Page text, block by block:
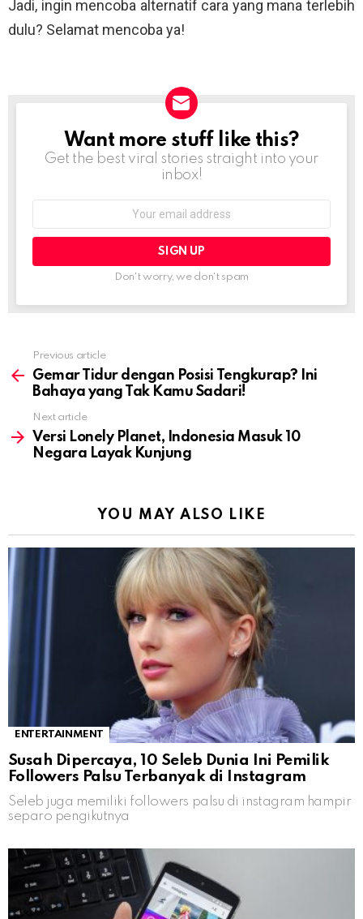
Jadi, ingin mencoba alternatif cara yang mana terlebih
dulu? Selamat mencoba ya!
NEWSLETTER
Want more stuff like this?
Get the best viral stories straight into your
inbox!
Don't worry, we don't spam
more
Previous article
Gemar Tidur dengan Posisi Tengkurap? Ini
Bahaya yang Tak Kamu Sadari!
Next article
Versi Lonely Planet, Indonesia Masuk 10
Negara Layak Kunjung
YOU MAY ALSO LIKE
ENTERTAINMENT
Susah Dipercaya, 10 Seleb Dunia Ini Pemilik
Followers Palsu Terbanyak di Instagram
Seleb juga memiliki followers palsu di instagram hampir
separo pengikutnya